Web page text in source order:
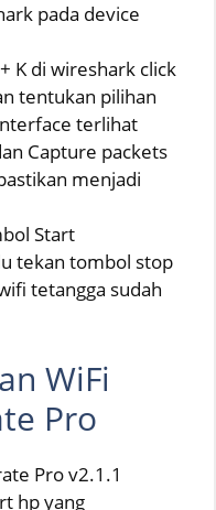
pada device
K di wireshark click
tentukan pilihan
terlihat
Capture packets
menjadi
Start
tekan tombol stop
tetangga sudah
WiFi
Pro
Pro v2.1.1
hp yang